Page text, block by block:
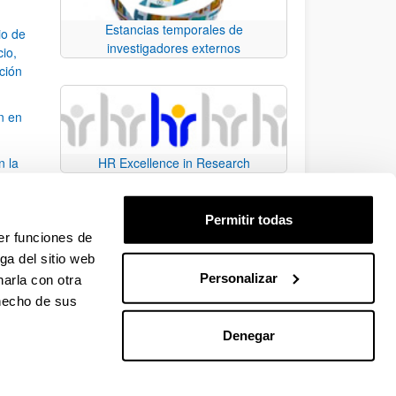
funciones de
del sitio web
con otra
de sus
Permitir todas
Personalizar
Denegar
de
en
la
desplazarse.
Estancias temporales de
investigadores externos
HR Excellence in Research